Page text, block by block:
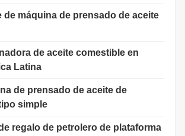
de máquina de prensado de aceite
de aceite comestible en
Latina
de prensado de aceite de
simple
regalo de petrolero de plataforma